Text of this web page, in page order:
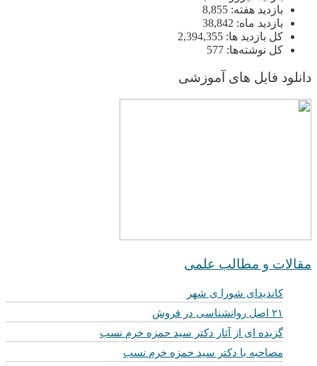
بازدید هفته: 8,855
بازدید ماه: 38,842
کل بازدید ها: 2,394,355
کل نوشته‌ها: 577
دانلود فایل های آموزشی
مقالات و مطالب علمی
کاندیدای شورا ی شهر
۲۱ اصل روانشناسی در فروش
گزیده ای از آثار دکتر سید حمزه خرم نسب
مصاحبه با دکتر سید حمزه خرم نسب